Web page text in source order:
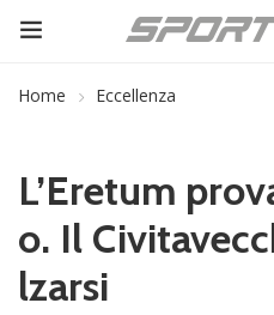
Home Eccellenza
L’Eretum
o. Il
lzarsi